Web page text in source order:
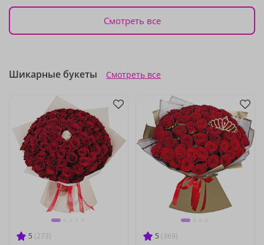
Смотреть все
Шикарные букеты Смотреть все
5 (273) 5 (369)